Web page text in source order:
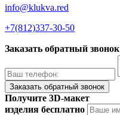
info@klukva.red
+7(812)337‑30-50
Заказать обратный звонок
Получите 3D-макет
изделия бесплатно